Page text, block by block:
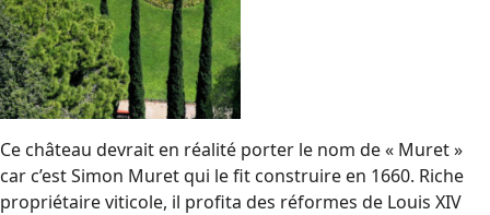
Ce château devrait en réalité porter le nom de « Muret »
car c’est Simon Muret qui le fit construire en 1660. Riche
propriétaire viticole, il profita des réformes de Louis XIV